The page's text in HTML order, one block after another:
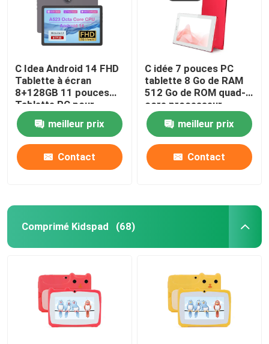
C Idea Android 14 FHD
Tablette à écran
8+128GB 11 pouces
Tablette PC pour
adultes et adolescents
P1300 meilleur prix
Contact
C idée 7 pouces PC
tablette 8 Go de RAM
512 Go de ROM quad-
core processeur
double caméra WiFi /
BT pour les
adolescents avec
boîtier CM513 (rouge)
meilleur prix
Contact
Comprimé Kidspad (68)